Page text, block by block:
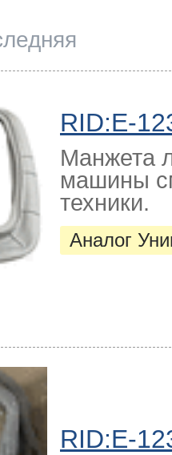
RID:E-
Манжета
машины
техники.
Аналог
RID:E-